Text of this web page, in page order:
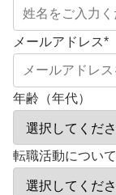
メールアドレス*
年齢（年代）
転職活動について